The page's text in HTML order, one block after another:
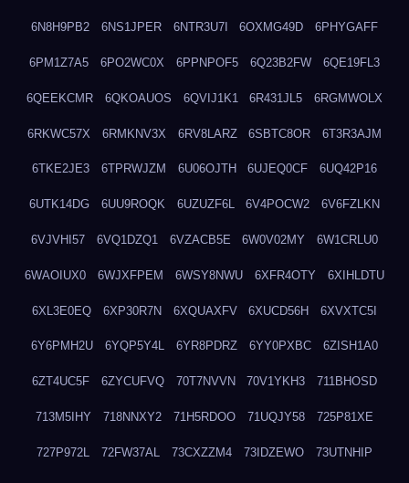
6N8H9PB2 6NS1JPER 6NTR3U7I 6OXMG49D 6PHYGAFF
6PM1Z7A5 6PO2WC0X 6PPNPOF5 6Q23B2FW 6QE19FL3
6QEEKCMR 6QKOAUOS 6QVIJ1K1 6R431JL5 6RGMWOLX
6RKWC57X 6RMKNV3X 6RV8LARZ 6SBTC8OR 6T3R3AJM
6TKE2JE3 6TPRWJZM 6U06OJTH 6UJEQ0CF 6UQ42P16
6UTK14DG 6UU9ROQK 6UZUZF6L 6V4POCW2 6V6FZLKN
6VJVHI57 6VQ1DZQ1 6VZACB5E 6W0V02MY 6W1CRLU0
6WAOIUX0 6WJXFPEM 6WSY8NWU 6XFR4OTY 6XIHLDTU
6XL3E0EQ 6XP30R7N 6XQUAXFV 6XUCD56H 6XVXTC5I
6Y6PMH2U 6YQP5Y4L 6YR8PDRZ 6YY0PXBC 6ZISH1A0
6ZT4UC5F 6ZYCUFVQ 70T7NVVN 70V1YKH3 711BHOSD
713M5IHY 718NNXY2 71H5RDOO 71UQJY58 725P81XE
727P972L 72FW37AL 73CXZZM4 73IDZEWO 73UTNHIP